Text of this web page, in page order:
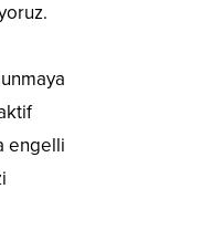
engelli